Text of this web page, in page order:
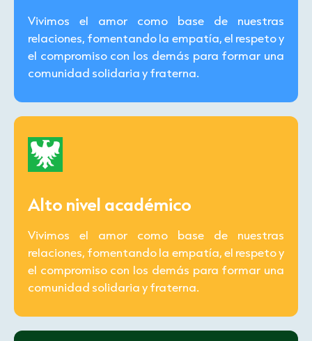
Vivimos el amor como base de nuestras
relaciones, fomentando la empatía, el respeto y
el compromiso con los demás para formar una
comunidad solidaria y fraterna.
Alto nivel académico
Vivimos el amor como base de nuestras
relaciones, fomentando la empatía, el respeto y
el compromiso con los demás para formar una
comunidad solidaria y fraterna.